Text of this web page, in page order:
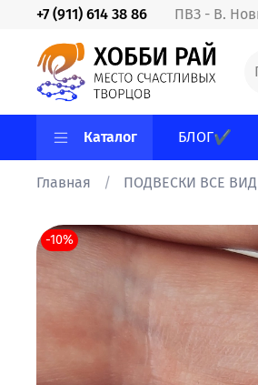
ПВЗ - В.
+7 (911) 614 38 86
Каталог БЛОГ✔
Главная ПОДВЕСКИ ВСЕ
-10%